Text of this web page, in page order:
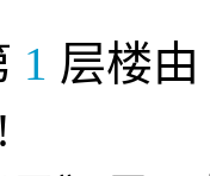
1 层楼由